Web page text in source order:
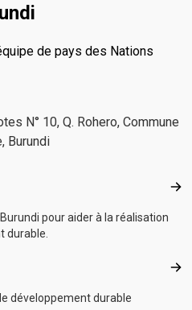
de pays des Nations
N° 10, Q. Rohero, Commune
Burundi
À
pour aider à la réalisation
durable.
développement durable